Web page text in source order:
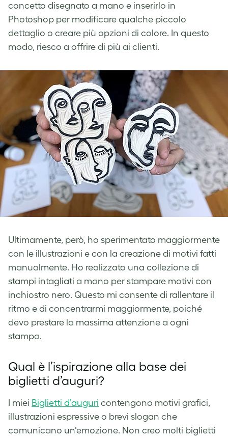
concetto disegnato a mano e inserirlo in
Photoshop per modificare qualche piccolo
dettaglio o creare più opzioni di colore. In questo
modo, riesco a offrire di più ai clienti.
Ultimamente, però, ho sperimentato maggiormente
con le illustrazioni e con la creazione di motivi fatti
manualmente. Ho realizzato una collezione di
stampi intagliati a mano per stampare motivi con
inchiostro nero. Questo mi consente di rallentare il
ritmo e di concentrarmi maggiormente, poiché
devo prestare la massima attenzione a ogni
stampa.
Qual è l’ispirazione alla base dei
biglietti d’auguri?
I miei Biglietti d’auguri contengono motivi grafici,
illustrazioni espressive o brevi slogan che
comunicano un’emozione. Non creo molti biglietti